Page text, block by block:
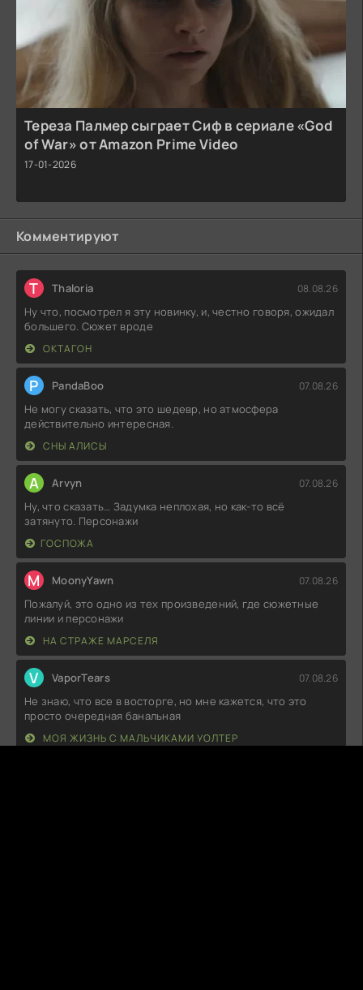
Тереза Палмер сыграет Сиф в сериале «God
of War» от Amazon Prime Video
17-01-2026
Комментируют
T Thaloria 08.08.26
Ну что, посмотрел я эту новинку, и, честно говоря, ожидал
большего. Сюжет вроде
ОКТАГОН
P PandaBoo 07.08.26
Не могу сказать, что это шедевр, но атмосфера
действительно интересная.
СНЫ АЛИСЫ
A Arvyn 07.08.26
Ну, что сказать… Задумка неплохая, но как-то всё
затянуто. Персонажи
ГОСПОЖА
M MoonyYawn 07.08.26
Пожалуй, это одно из тех произведений, где сюжетные
линии и персонажи
НА СТРАЖЕ МАРСЕЛЯ
V VaporTears 07.08.26
Не знаю, что все в восторге, но мне кажется, что это
просто очередная банальная
МОЯ ЖИЗНЬ С МАЛЬЧИКАМИ УОЛТЕР